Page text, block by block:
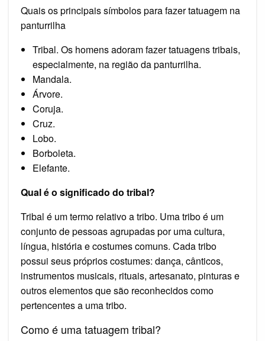
Quais os principais símbolos para fazer tatuagem na
panturrilha
Tribal. Os homens adoram fazer tatuagens tribais,
especialmente, na região da panturrilha.
Mandala.
Árvore.
Coruja.
Cruz.
Lobo.
Borboleta.
Elefante.
Qual é o significado do tribal?
Tribal é um termo relativo a tribo. Uma tribo é um
conjunto de pessoas agrupadas por uma cultura,
língua, história e costumes comuns. Cada tribo
possui seus próprios costumes: dança, cânticos,
instrumentos musicais, rituais, artesanato, pinturas e
outros elementos que são reconhecidos como
pertencentes a uma tribo.
Como é uma tatuagem tribal?